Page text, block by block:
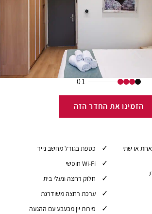
01
הזמינו את החדר הזה
או שתי
כספת בגודל מחשב נייד
Wi-Fi חופשי
חלוק רחצה ונעלי בית
ערכת רחצה משודרגת
פירות יין מבעבע עם ההגעה